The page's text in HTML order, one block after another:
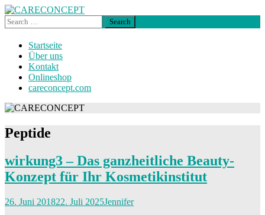
CARECONCEPT
Unternehmen
Search
for:
Skip
content
Startseite
Über uns
Kontakt
Onlineshop
careconcept.com
Peptide
wirkung3 – Das ganzheitliche Beauty-
Konzept für Ihr Kosmetikinstitut
26. Juni 201822. Juli 2025Jennifer